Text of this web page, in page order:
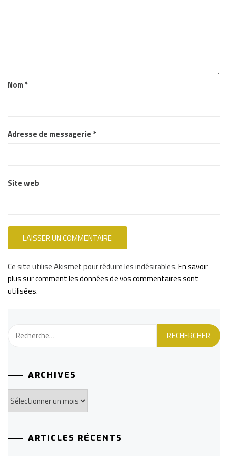
Nom *
Adresse de messagerie *
Site web
Ce site utilise Akismet pour réduire les indésirables.En savoir
plus sur comment les données de vos commentaires sont
utilisées.
Rechercher :
ARCHIVES
Archives
ARTICLES RÉCENTS